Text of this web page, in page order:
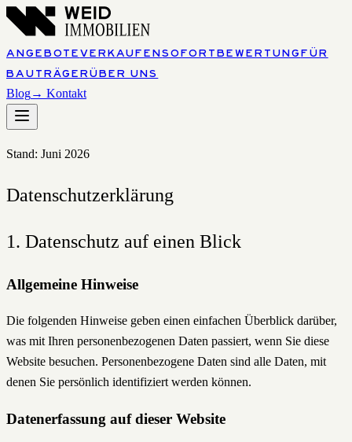
ANGEBOTE VERKAUFENSOFORTBEWERTUNG FÜR
BAUTRÄGER ÜBER UNS
Blog→ Kontakt
Stand: Juni 2026
Datenschutzerklärung
1. Datenschutz auf einen Blick
Allgemeine Hinweise
Die folgenden Hinweise geben einen einfachen Überblick darüber,
was mit Ihren personenbezogenen Daten passiert, wenn Sie diese
Website besuchen. Personenbezogene Daten sind alle Daten, mit
denen Sie persönlich identifiziert werden können.
Datenerfassung auf dieser Website